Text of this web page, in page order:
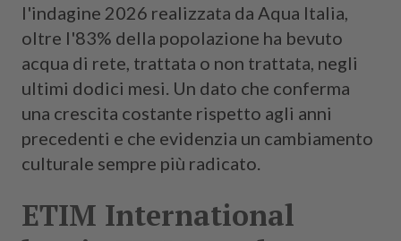
l'indagine 2026 realizzata da Aqua Italia,
oltre l'83% della popolazione ha bevuto
acqua di rete, trattata o non trattata, negli
ultimi dodici mesi. Un dato che conferma
una crescita costante rispetto agli anni
precedenti e che evidenzia un cambiamento
culturale sempre più radicato.
ETIM International